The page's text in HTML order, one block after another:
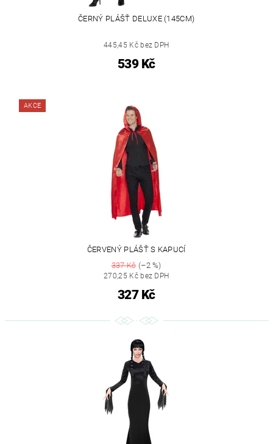
ČERNÝ PLÁŠŤ DELUXE (145CM)
445,45 Kč bez DPH
539 Kč
AKCE
ČERVENÝ PLÁŠŤ S KAPUCÍ
337 Kč(–2 %)
270,25 Kč bez DPH
327 Kč